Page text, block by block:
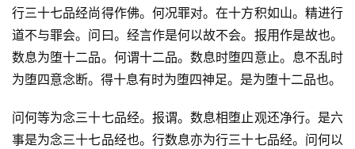
行三十七品经尚得作佛。何况罪对。在十方积如山。精进行
道不与罪会。问曰。经言作是何以故不会。报用作是故也。
数息为堕十二品。何谓十二品。数息时堕四意止。息不乱时
为堕四意念断。得十息有时为堕四神足。是为堕十二品也。
问何等为念三十七品经。报谓。数息相堕止观还净行。是六
事是为念三十七品经也。行数息亦为行三十七品经。问何以